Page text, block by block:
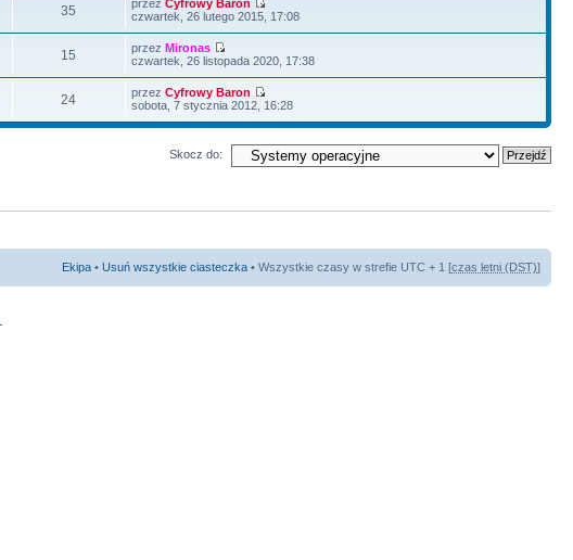
35 przezCyfrowy Baron
czwartek, 26 lutego 2015, 17:08
15 przezMironas
czwartek, 26 listopada 2020, 17:38
24 przezCyfrowy Baron
sobota, 7 stycznia 2012, 16:28
Skocz do:
Ekipa • Usuń wszystkie ciasteczka • Wszystkie czasy w strefie UTC + 1 [czas letni (DST)]